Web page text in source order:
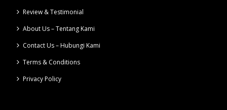
Review & Testimonial
About Us – Tentang Kami
Contact Us – Hubungi Kami
Terms & Conditions
Privacy Policy